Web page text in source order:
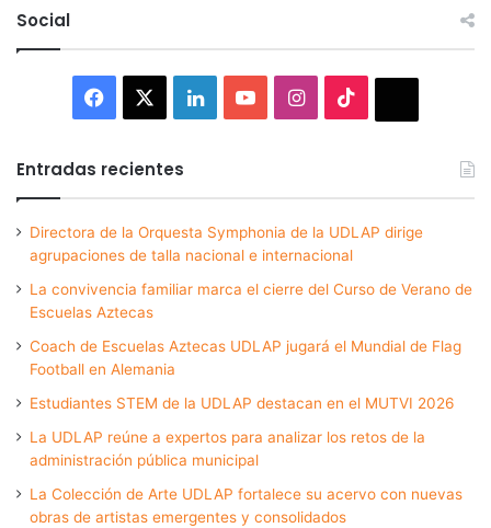
Social
Facebook LinkedInYouTubeInstagram
Entradas recientes
Directora de la Orquesta Symphonia de la UDLAP dirige
agrupaciones de talla nacional e internacional
La convivencia familiar marca el cierre del Curso de Verano de
Escuelas Aztecas
Coach de Escuelas Aztecas UDLAP jugará el Mundial de Flag
Football en Alemania
Estudiantes STEM de la UDLAP destacan en el MUTVI 2026
La UDLAP reúne a expertos para analizar los retos de la
administración pública municipal
La Colección de Arte UDLAP fortalece su acervo con nuevas
obras de artistas emergentes y consolidados